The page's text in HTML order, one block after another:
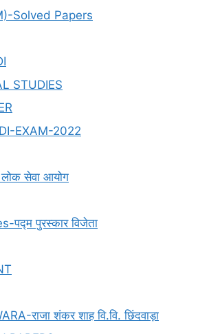
Solved Papers
STUDIES
EXAM-2022
सेवा आयोग
पुरस्कार विजेता
राजा शंकर शाह वि.वि. छिंदवाड़ा